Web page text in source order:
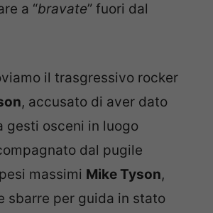
a “bravate” fuori dal
il trasgressivo rocker
, accusato di aver dato
gesti osceni in luogo
dal pugile
massimi Mike Tyson,
sbarre per guida in stato